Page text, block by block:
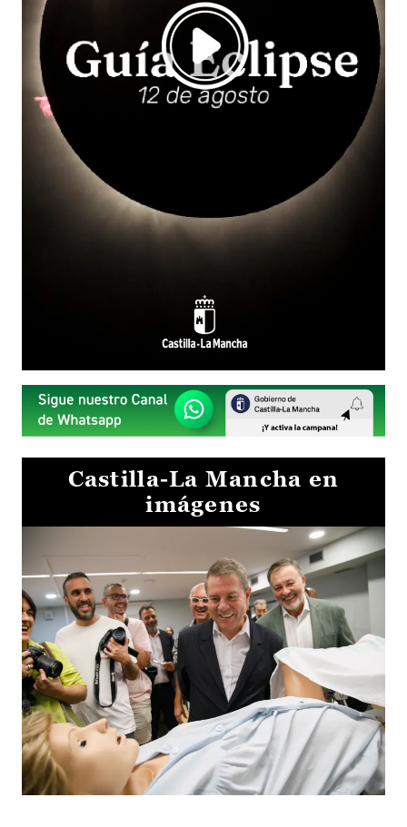
Castilla-La Mancha en
imágenes